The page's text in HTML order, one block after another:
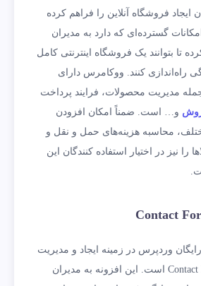
فروشگاه آنلاین را فراهم کرده
گسترده‌ای که دارد به مدیران
تا بتوانند یک فروشگاه اینترنتی کامل
راه‌اندازی کنند. ووکامرس دارای
مدیریت محصولات، فرایند پرداخت
و… است. ضمناً امکان افزودن
محاسبه هزینه‌های حمل و نقل و
را نیز در اختیار استفاده کنندگان این
وردپرس در زمینه ایجاد و مدیریت
فرم‌های تماس Contact Form است. این افزونه به مدیران